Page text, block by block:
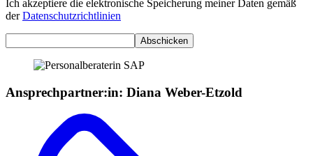
Ich akzeptiere die elektronische Speicherung meiner Daten gemäß
derDatenschutzrichtlinien
Abschicken
Ansprechpartner:in: Diana Weber-Etzold